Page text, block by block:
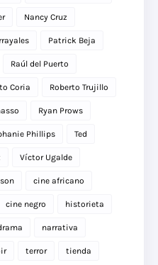
Nancy Cruz
Patrick Beja
Raúl del Puerto
Coria Roberto Trujillo
Ryan Prows
Phillips Ted
Víctor Ugalde
cine africano
cine negro historieta
narrativa
terror tienda